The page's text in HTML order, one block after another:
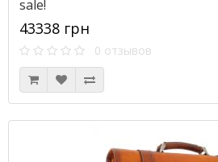
sale!
43338 грн
0 отзывов